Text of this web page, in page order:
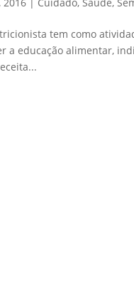
tem como
a educação alimentar,